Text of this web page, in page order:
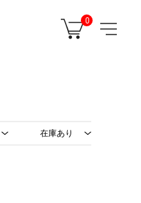
0
在庫あり